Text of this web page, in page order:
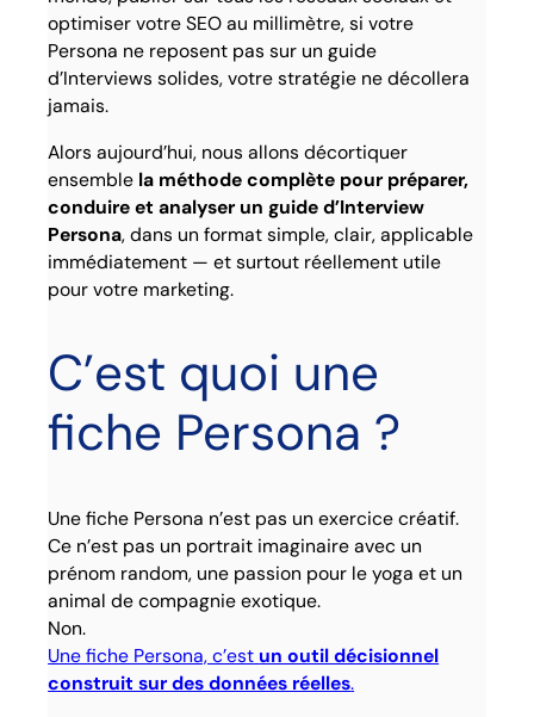
optimiser votre SEO au millimètre, si votre
Persona ne reposent pas sur un guide
d’Interviews solides, votre stratégie ne décollera
jamais.
Alors aujourd’hui, nous allons décortiquer
ensemble la méthode complète pour préparer,
conduire et analyser un guide d’Interview
Persona, dans un format simple, clair, applicable
immédiatement — et surtout réellement utile
pour votre marketing.
C’est quoi une
fiche Persona ?
Une fiche Persona n’est pas un exercice créatif.
Ce n’est pas un portrait imaginaire avec un
prénom random, une passion pour le yoga et un
animal de compagnie exotique.
Non.
Une fiche Persona, c’est un outil décisionnel
construit sur des données réelles.